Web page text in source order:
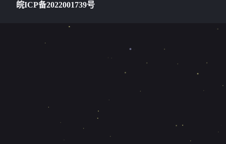
皖ICP备2022001739号